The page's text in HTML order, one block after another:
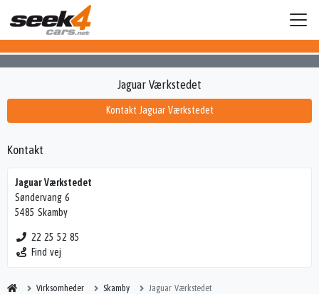
Kontakt Jaguar Værkstedet
Kontakt
Jaguar Værkstedet
Søndervang 6
5485 Skamby
22 25 52 85
Find vej
Virksomheder Skamby Jaguar Værkstedet
Jaguar Værkstedet